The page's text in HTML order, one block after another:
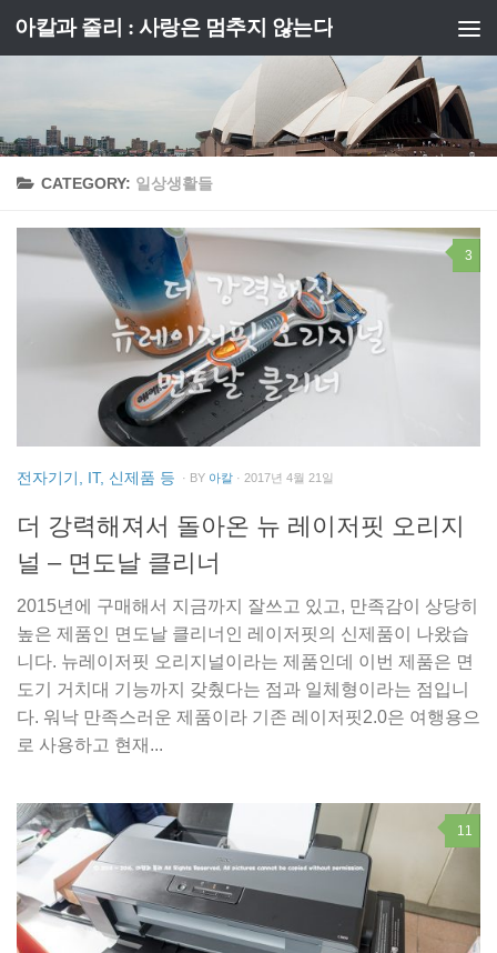
Skip to content
아칼과 줄리 : 사랑은 멈추지 않는다
CATEGORY: 일상생활들
3
전자기기, IT, 신제품 등 · BY 아칼 · 2017년 4월 21일
더 강력해져서 돌아온 뉴 레이저핏 오리지
널 – 면도날 클리너
2015년에 구매해서 지금까지 잘쓰고 있고, 만족감이 상당히
높은 제품인 면도날 클리너인 레이저핏의 신제품이 나왔습
니다. 뉴레이저핏 오리지널이라는 제품인데 이번 제품은 면
도기 거치대 기능까지 갖췄다는 점과 일체형이라는 점입니
다. 워낙 만족스러운 제품이라 기존 레이저핏2.0은 여행용으
로 사용하고 현재...
11